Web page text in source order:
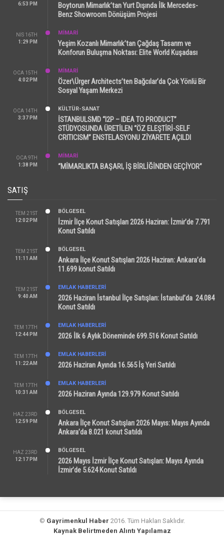
6:53 PM
Boytorun Mimarlık’tan Yurt Dışında İlk Mercedes-
Benz Showroom Dönüşüm Projesi
NIS 16TH
1:29 PM
MİMARİ
Yeşim Kozanlı Mimarlık’tan Çağdaş Tasarım ve
Konforun Buluşma Noktası: Elite World Kuşadası
OCA 15TH
4:02 PM
MİMARİ
Özer\Ürger Architects’ten Bağcılar’da Çok Yönlü Bir
Sosyal Yaşam Merkezi
OCA 14TH
3:37 PM
KÜLTÜR-SANAT
İSTANBULSMD “I2P – IDEA TO PRODUCT”
STÜDYOSUNDA ÜRETİLEN “ÖZ ELEŞTİRİ-SELF
CRITICISM” ENSTELASYONU ZİYARETE AÇILDI
OCA 9TH
1:38 PM
MİMARİ
“MİMARLIKTA BAŞARI, İŞ BİRLİĞİNDEN GEÇİYOR”
SATIŞ
TEM 21ST
12:02 PM
BÖLGESEL
İzmir İlçe Konut Satışları 2026 Haziran: İzmir’de 7.791
Konut Satıldı
TEM 21ST
11:11 AM
BÖLGESEL
Ankara İlçe Konut Satışları 2026 Haziran: Ankara’da
11.699 konut Satıldı
TEM 21ST
9:40 AM
EMLAK HABERLERI
2026 Haziran İstanbul İlçe Satışları: İstanbul’da 24.084
Konut Satıldı
TEM 17TH
12:44 PM
EMLAK HABERLERI
2026 İlk 6 Aylık Döneminde 699.516 Konut Satıldı
TEM 17TH
11:22 AM
EMLAK HABERLERI
2026 Haziran Ayında 16.565 İş Yeri Satıldı
TEM 17TH
10:31 AM
EMLAK HABERLERI
2026 Haziran Ayında 129.979 Konut Satıldı
HAZ 23RD
12:59 PM
BÖLGESEL
Ankara İlçe Konut Satışları 2026 Mayıs: Mayıs Ayında
Ankara’da 8.021 konut Satıldı
HAZ 23RD
12:17 PM
BÖLGESEL
2026 Mayıs İzmir İlçe Konut Satışları: Mayıs Ayında
İzmir’de 5.624 Konut Satıldı
© Gayrimenkul Haber 2016. Tüm Hakları Saklıdır.
Kaynak Belirtmeden Alıntı Yapılamaz